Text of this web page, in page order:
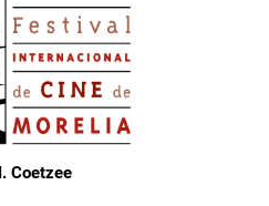
Coetzee